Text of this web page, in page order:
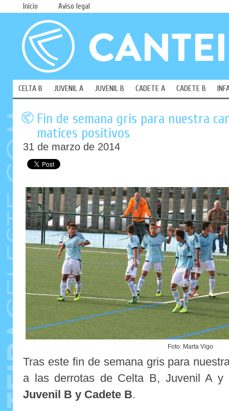
Inicio Aviso legal
CELTA B JUVENIL A JUVENIL B CADETE A CADETE B
Fin de semana gris para nuestra
matices positivos
31 de marzo de 2014
Foto: Marta Vigo
Tras este fin de semana gris para
a las derrotas de Celta B, Juvenil A
Juvenil B y Cadete B.